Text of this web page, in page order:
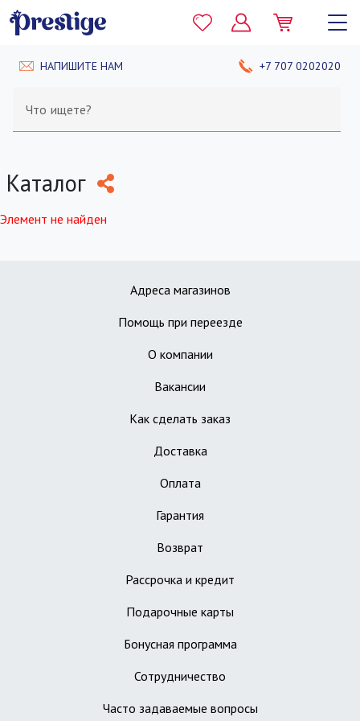
НАПИШИТЕ НАМ +7 707 0202020
Что ищете?
Каталог
Элемент не найден
Адреса магазинов
Помощь при переезде
О компании
Вакансии
Как сделать заказ
Доставка
Оплата
Гарантия
Возврат
Рассрочка и кредит
Подарочные карты
Бонусная программа
Сотрудничество
Часто задаваемые вопросы